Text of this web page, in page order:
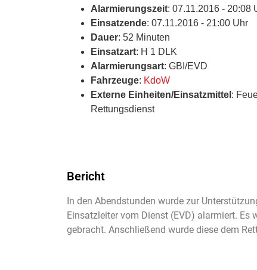
Alarmierungszeit: 07.11.2016 - 20:08
Einsatzende: 07.11.2016 - 21:00 Uhr
Dauer: 52 Minuten
Einsatzart: H 1 DLK
Alarmierungsart: GBI/EVD
Fahrzeuge: KdoW
Externe Einheiten/Einsatzmittel :
Rettungsdienst
Bericht
In den Abendstunden wurde zur
Einsatzleiter vom Dienst (EVD) alarmiert.
gebracht. Anschließend wurde diese dem